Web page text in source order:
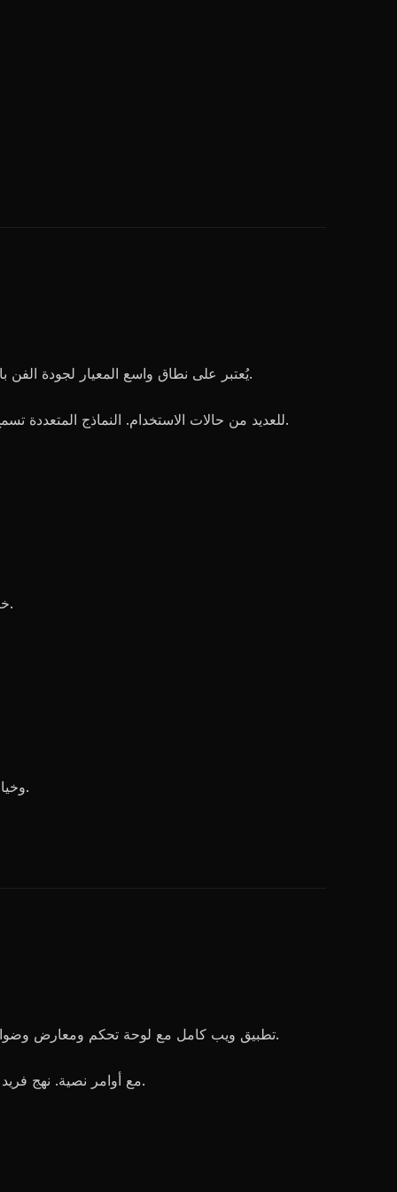
: يُعتبر على نطاق واسع المعيار لجودة الفن بالذكاء الاصطناعي. الصور لها مظهر مميز ومصقول يبدو مرسوماً احترافياً. تركيب قوي وإضاءة ومعالجة تفاصيل.
: جودة ممتازة تنافس Midjourney للعديد من حالات الاستخدام. النماذج المتعددة تسمح بمطابقة الجودة للغرض. بعض النماذج تعطي الأولوية للسرعة على التلميع.
: واقعية فوتوغرافية قوية من خلال نماذج مثل PhotoReal. خيارات متعددة تركز على الواقعية بنقاط قوة مختلفة.
: مجموعة أساليب واسعة من خلال نماذج متعددة. نماذج أنمي ونماذج 3D وخيارات منمقة. تحكم أسلوب أكثر وضوحاً.
: تطبيق ويب كامل مع لوحة تحكم ومعارض وضوابط توليد وميزات لوحة. واجهة حديثة غنية بالميزات. منحنى تعلم لجميع الميزات لكن سهل للاستخدام الأساسي.
: قائم على Discord مع أوامر نصية. نهج فريد يحبه البعض ويجده آخرون محبطاً. جانب مجتمعي مدمج. واجهة ويب متاحة الآن للمشتركين.